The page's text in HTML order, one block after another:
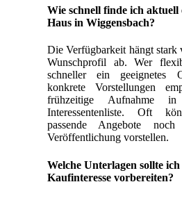
Wie schnell finde ich aktuell
Haus in Wiggensbach?
Die Verfügbarkeit hängt stark
Wunschprofil ab. Wer
schneller ein geeignetes
konkrete Vorstellungen
frühzeitige Aufnahme
Interessentenliste. Oft
passende Angebote
Veröffentlichung vorstellen.
Welche Unterlagen sollte ich
Kaufinteresse vorbereiten?